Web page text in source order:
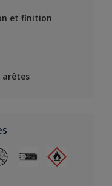
et finition
arêtes